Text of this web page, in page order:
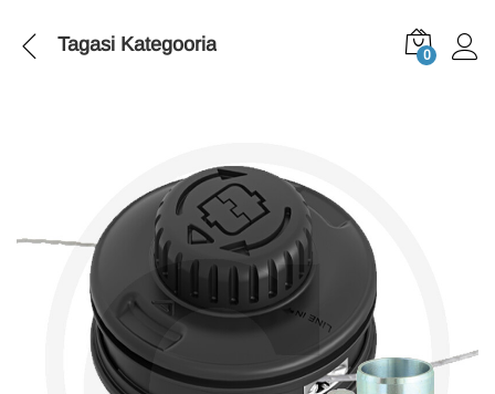
Tagasi Kategooria 0